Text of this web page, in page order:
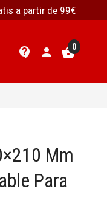
a partir de 99€
contact_support person shopping_basket0
Mm
Para